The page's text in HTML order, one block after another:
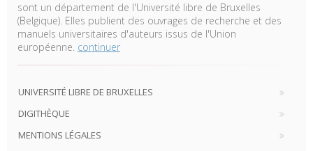
sont un département de l'Université libre de Bruxelles
(Belgique). Elles publient des ouvrages de recherche et des
manuels universitaires d'auteurs issus de l'Union
européenne. continuer
UNIVERSITÉ LIBRE DE BRUXELLES
DIGITHÈQUE
MENTIONS LÉGALES